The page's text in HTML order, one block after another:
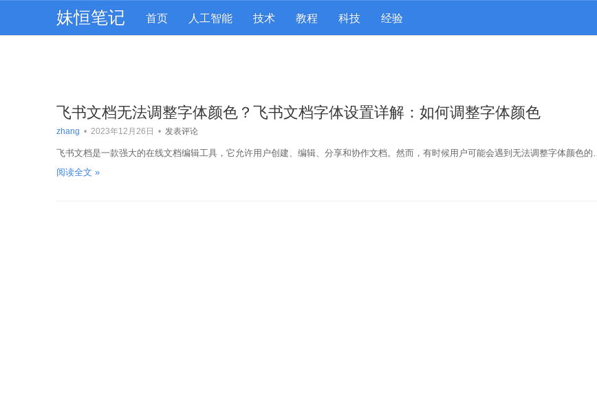
妹恒笔记 首页 人工智能 技术 教程 科技 经验
飞书文档无法调整字体颜色？飞书文档字体设置详解：如何调整字体颜色
zhang • 2023年12月26日 • 发表评论
飞书文档是一款强大的在线文档编辑工具，它允许用户创建、编辑、分享和协作文档。然而，有时候用户可能会遇到无法调整字体颜色
阅读全文 »